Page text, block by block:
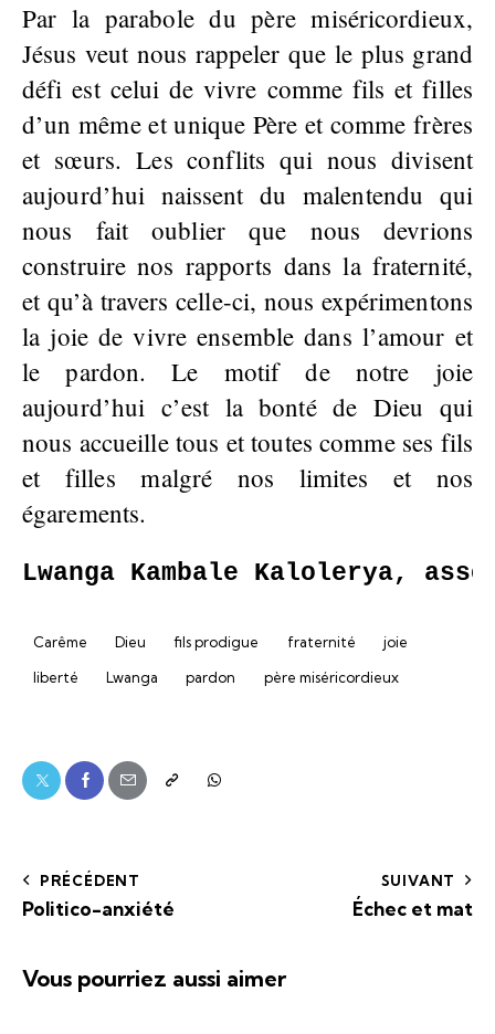
Par la parabole du père miséricordieux,
Jésus veut nous rappeler que le plus grand
défi est celui de vivre comme fils et filles
d’un même et unique Père et comme frères
et sœurs. Les conflits qui nous divisent
aujourd’hui naissent du malentendu qui
nous fait oublier que nous devrions
construire nos rapports dans la fraternité,
et qu’à travers celle-ci, nous expérimentons
la joie de vivre ensemble dans l’amour et
le pardon. Le motif de notre joie
aujourd’hui c’est la bonté de Dieu qui
nous accueille tous et toutes comme ses fils
et filles malgré nos limites et nos
égarements.
Lwanga Kambale Kalolerya,
Carême Dieu fils prodigue fraternité
joie
liberté
Lwanga pardon père miséricordieux
PRÉCÉDENT
Politico-anxiété
SUIVANT
Échec et mat
Vous pourriez aussi aimer